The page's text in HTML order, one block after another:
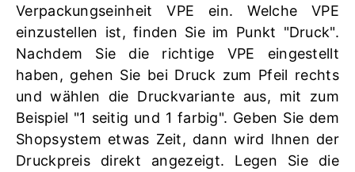
Verpackungseinheit VPE ein. Welche VPE
einzustellen ist, finden Sie im Punkt "Druck".
Nachdem Sie die richtige VPE eingestellt
haben, gehen Sie bei Druck zum Pfeil rechts
und wählen die Druckvariante aus, mit zum
Beispiel "1 seitig und 1 farbig". Geben Sie dem
Shopsystem etwas Zeit, dann wird Ihnen der
Druckpreis direkt angezeigt. Legen Sie die